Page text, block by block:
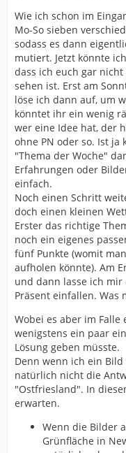
Wie ich schon im
Mo-So sieben
sodass es dann
mutiert. Jetzt könnte
dass ich euch gar
sehen ist. Erst am
löse ich dann auf, um
könntet ihr ein wenig
wer eine Idee hat, der
ohne PN oder so. Ist ja
"Thema der Woche"
Erfahrungen oder
einfach.
Noch einen Schritt
doch einen kleinen
Erster das richtige
noch ein eigenes
fünf Punkte (womit
aufholen könnte). Am
und dann lasse ich mir
Präsent einfallen. Was
Wobei es aber im
wenigstens ein paar
Lösung geben müsste.
Denn wenn ich ein
natürlich nicht die
"Ostfriesland". In
erwarten.
Wenn die Bilder
Grünfläche in